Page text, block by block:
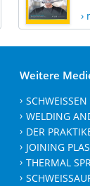
›
Weitere
WELDING
DER
JOINING
THERMAL